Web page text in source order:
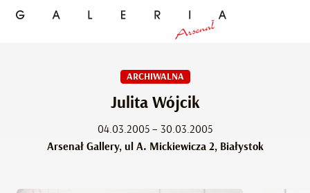
ARCHIWALNA
Julita Wójcik
04.03.2005 – 30.03.2005
Arsenał Gallery, ul A. Mickiewicza 2, Białystok